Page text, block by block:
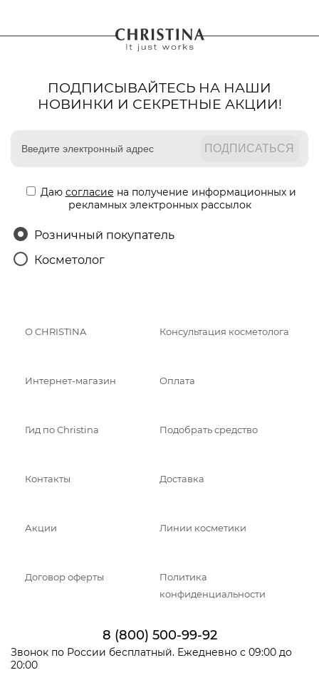
ПОДПИСЫВАЙТЕСЬ НА НАШИ
НОВИНКИ И СЕКРЕТНЫЕ АКЦИИ!
Даю согласие на получение информационных и
рекламных электронных рассылок
Розничный покупатель
Косметолог
О CHRISTINA Консультация косметолога
Интернет-магазин Оплата
Гид по Christina Подобрать средство
Контакты Доставка
Акции Линии косметики
Договор оферты
Политика
конфиденциальности
8 (800) 500-99-92
Звонок по России бесплатный. Ежедневно с 09:00 до
20:00